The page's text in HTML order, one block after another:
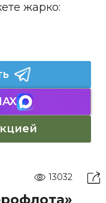
жарко:
13032